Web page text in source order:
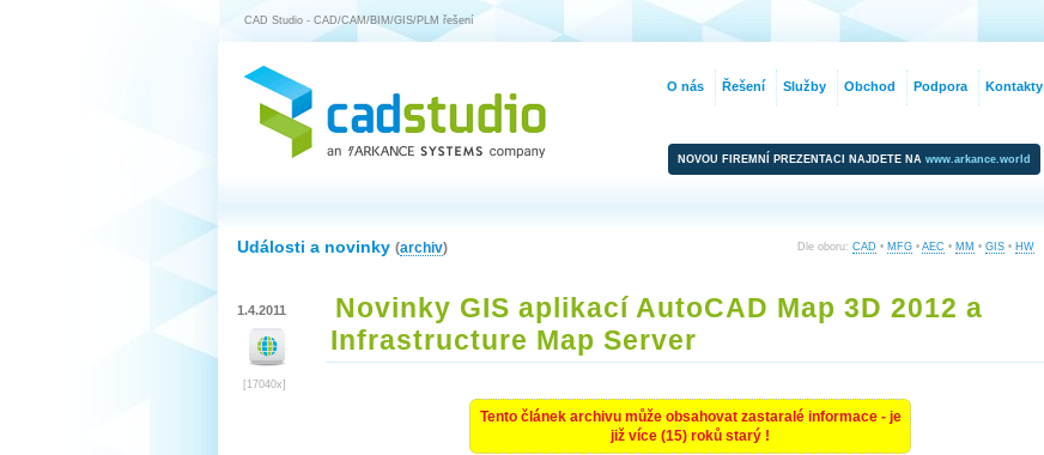
CAD Studio - CAD/CAM/BIM/GIS/PLM řešení
NOVOU FIREMNÍ PREZENTACI NAJDETE NA www.arkance.world
Dle oboru: CAD • MFG • AEC • MM • GIS • HW
Události a novinky (archiv)
1.4.2011
[17040x]
Novinky GIS aplikací AutoCAD Map 3D 2012 a
Infrastructure Map Server
Tento článek archivu může obsahovat zastaralé informace - je
již více (15) roků starý !
O nás Řešení Služby Obchod Podpora Kontakty